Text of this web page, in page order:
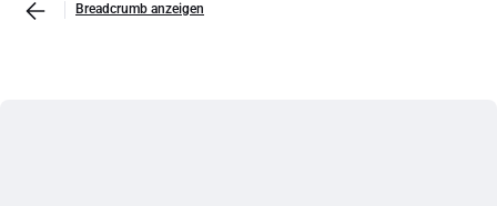
Breadcrumb anzeigen